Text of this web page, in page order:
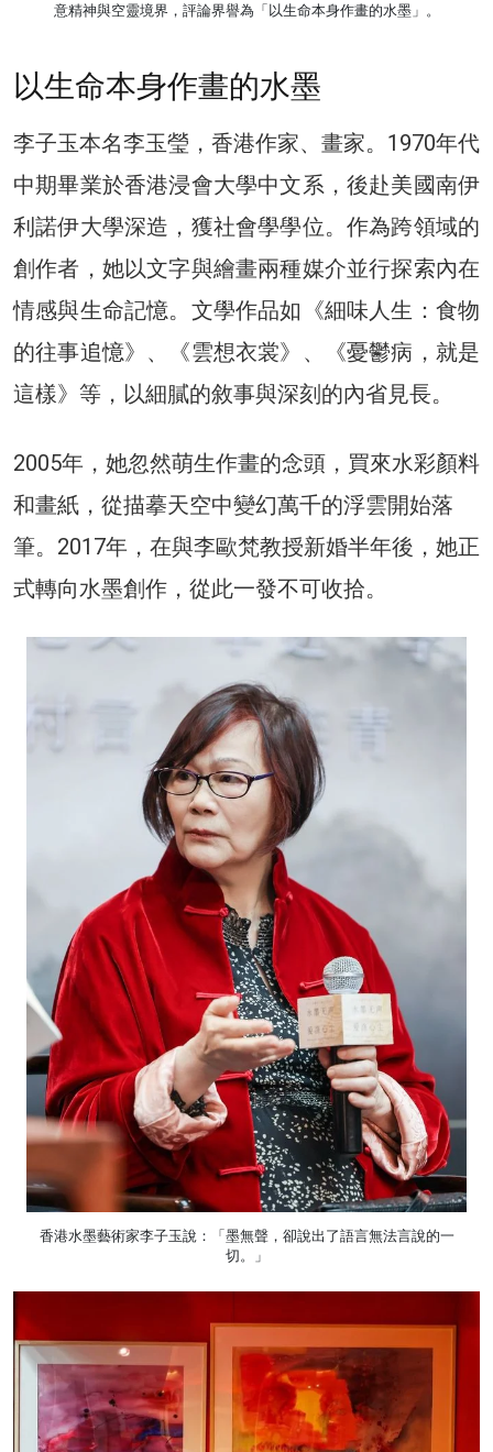
意精神與空靈境界，評論界譽為「以生命本身作畫的水墨」。
以生命本身作畫的水墨
李子玉本名李玉瑩，香港作家、畫家。1970年代
中期畢業於香港浸會大學中文系，後赴美國南伊
利諾伊大學深造，獲社會學學位。作為跨領域的
創作者，她以文字與繪畫兩種媒介並行探索內在
情感與生命記憶。文學作品如《細味人生：食物
的往事追憶》、《雲想衣裳》、《憂鬱病，就是
這樣》等，以細膩的敘事與深刻的內省見長。
2005年，她忽然萌生作畫的念頭，買來水彩顏料
和畫紙，從描摹天空中變幻萬千的浮雲開始落
筆。2017年，在與李歐梵教授新婚半年後，她正
式轉向水墨創作，從此一發不可收拾。
香港水墨藝術家李子玉說：「墨無聲，卻說出了語言無法言說的一
切。」